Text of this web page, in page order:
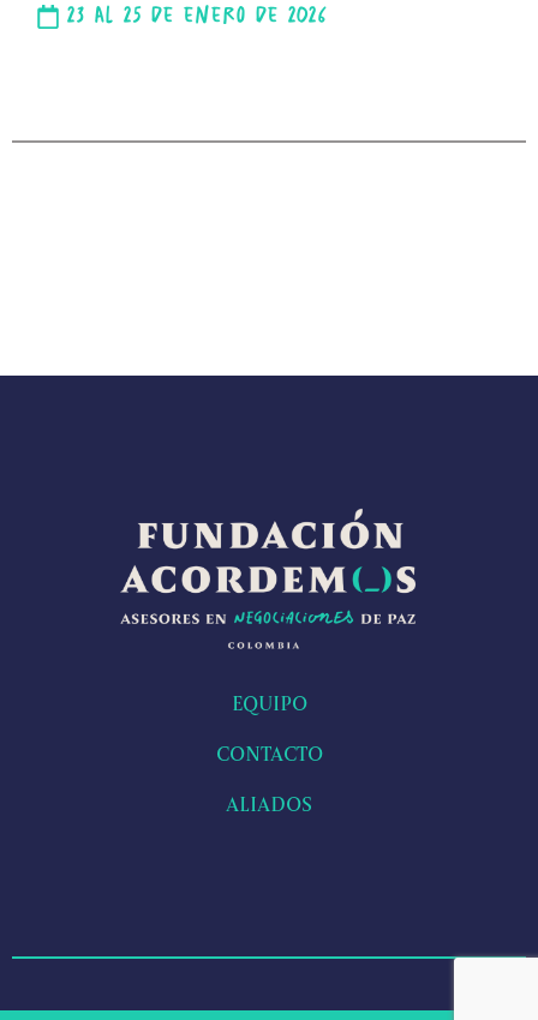
23 al 25 de enero de 2026
EQUIPO
CONTACTO
ALIADOS